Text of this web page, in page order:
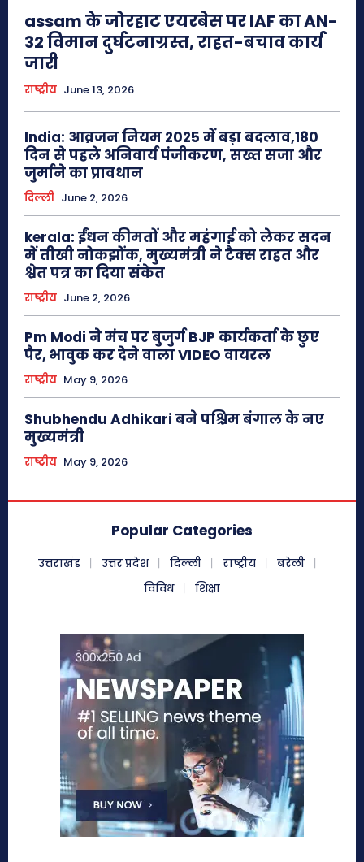
assam के जोरहाट एयरबेस पर IAF का AN-
32 विमान दुर्घटनाग्रस्त, राहत-बचाव कार्य
जारी
राष्ट्रीय June 13, 2026
India: आव्रजन नियम 2025 में बड़ा बदलाव,180
दिन से पहले अनिवार्य पंजीकरण, सख्त सजा और
जुर्माने का प्रावधान
दिल्ली June 2, 2026
kerala: ईंधन कीमतों और महंगाई को लेकर सदन
में तीखी नोकझोंक, मुख्यमंत्री ने टैक्स राहत और
श्वेत पत्र का दिया संकेत
राष्ट्रीय June 2, 2026
Pm Modi ने मंच पर बुजुर्ग BJP कार्यकर्ता के छुए
पैर, भावुक कर देने वाला VIDEO वायरल
राष्ट्रीय May 9, 2026
Shubhendu Adhikari बने पश्चिम बंगाल के नए
मुख्यमंत्री
राष्ट्रीय May 9, 2026
Popular Categories
उत्तराखंड उत्तर प्रदेश दिल्ली राष्ट्रीय
बरेली
विविध
शिक्षा